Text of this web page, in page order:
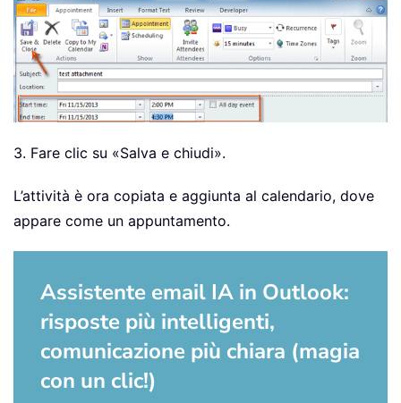
3. Fare clic su «Salva e chiudi».
L’attività è ora copiata e aggiunta al calendario, dove
appare come un appuntamento.
Assistente email IA in Outlook:
risposte più intelligenti,
comunicazione più chiara (magia
con un clic!)